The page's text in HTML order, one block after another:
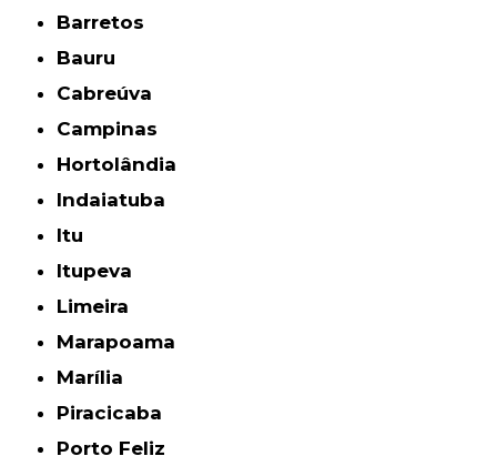
Barretos
Bauru
Cabreúva
Campinas
Hortolândia
Indaiatuba
Itu
Itupeva
Limeira
Marapoama
Marília
Piracicaba
Porto Feliz